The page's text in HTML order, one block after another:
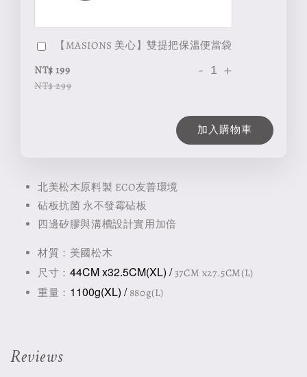
【MASIONS 美心】雙提把保溫便當袋
NT$ 199
NT$ 299
- +
加入購物車
北美松木原料製 ECO友善環境
砧板抗菌 永不發霉砧板
四邊矽膠與溝槽設計實用加倍
材質：美國松木
尺寸： 44CM x32.5CM(XL) /37CM x27.5CM(L)
重量： 1100g(XL) / 880g(L)
Reviews